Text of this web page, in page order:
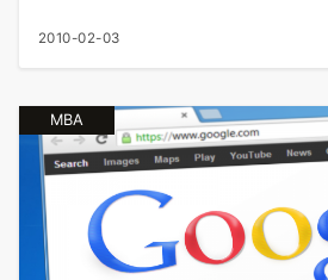
2010-02-03
MBA